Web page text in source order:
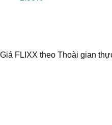
Giá FLIXX theo Thoài gian